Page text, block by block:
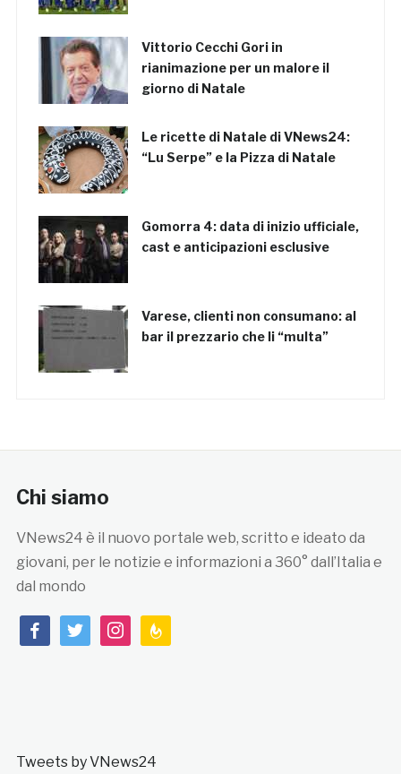
Vittorio Cecchi Gori in
rianimazione per un malore il
giorno di Natale
Le ricette di Natale di VNews24:
“Lu Serpe” e la Pizza di Natale
Gomorra 4: data di inizio ufficiale,
cast e anticipazioni esclusive
Varese, clienti non consumano: al
bar il prezzario che li “multa”
Chi siamo
VNews24 è il nuovo portale web, scritto e ideato da
giovani, per le notizie e informazioni a 360° dall’Italia e
dal mondo
facebooktwitterinstagramfeedburner
Tweets by VNews24